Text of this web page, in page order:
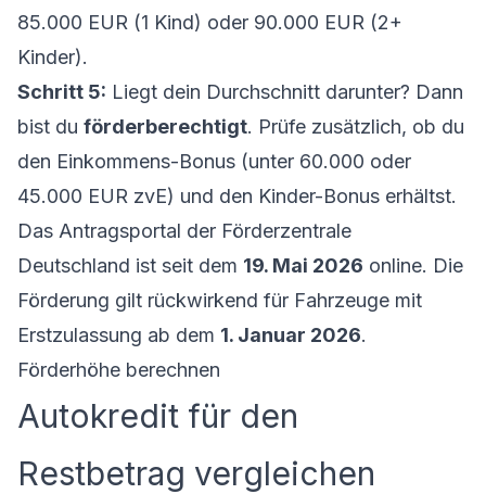
85.000 EUR (1 Kind) oder 90.000 EUR (2+
Kinder).
Schritt 5: Liegt dein Durchschnitt darunter? Dann
bist du förderberechtigt. Prüfe zusätzlich, ob du
den Einkommens-Bonus (unter 60.000 oder
45.000 EUR zvE) und den Kinder-Bonus erhältst.
Das Antragsportal der Förderzentrale
Deutschland ist seit dem 19. Mai 2026 online. Die
Förderung gilt rückwirkend für Fahrzeuge mit
Erstzulassung ab dem 1. Januar 2026.
Förderhöhe berechnen
Autokredit für den
Restbetrag vergleichen